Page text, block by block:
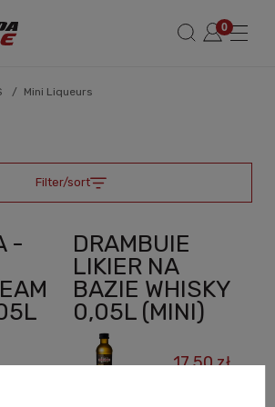
/ Mini Liqueurs
Filter/sort
-
DRAMBUIE
LIKIER NA
BAZIE WHISKY
0,05L (MINI)
17,50 zł